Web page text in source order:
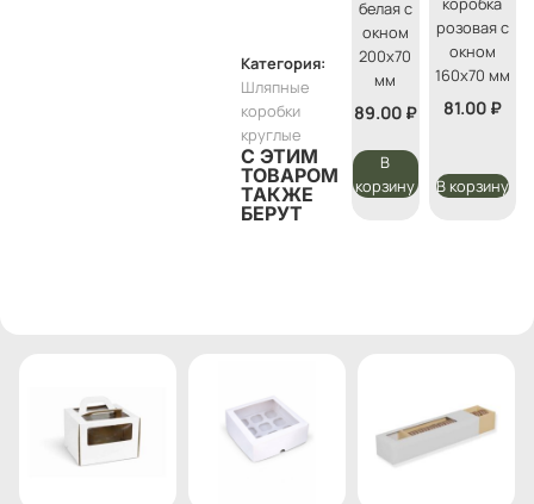
Категория:
Шляпные
коробки
круглые
С ЭТИМ
ТОВАРОМ
ТАКЖЕ
БЕРУТ
белая с
окном
200х70
мм
89.00 ₽
В
корзину
розовая с
окном
160х70 мм
81.00 ₽
В корзину